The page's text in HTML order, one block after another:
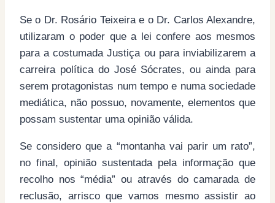
Se o Dr. Rosário Teixeira e o Dr. Carlos Alexandre,
utilizaram o poder que a lei confere aos mesmos
para a costumada Justiça ou para inviabilizarem a
carreira política do José Sócrates, ou ainda para
serem protagonistas num tempo e numa sociedade
mediática, não possuo, novamente, elementos que
possam sustentar uma opinião válida.
Se considero que a “montanha vai parir um rato”,
no final, opinião sustentada pela informação que
recolho nos “média” ou através do camarada de
reclusão, arrisco que vamos mesmo assistir ao